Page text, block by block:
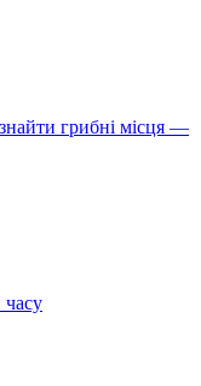
грибні місця —